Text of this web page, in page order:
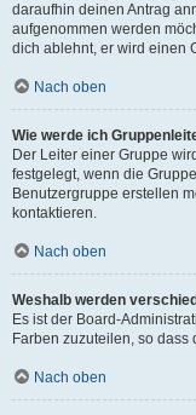
daraufhin deinen Antrag
aufgenommen werden
dich ablehnt, er wird einen
Nach oben
Wie werde ich
Der Leiter einer Gruppe
festgelegt, wenn die
Benutzergruppe erstellen
kontaktieren.
Nach oben
Weshalb werden
Es ist der Board-
Farben zuzuteilen, so
Nach oben